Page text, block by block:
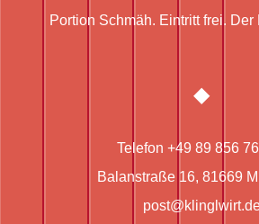
Portion Schmäh. Eintritt frei.
Telefon +49 89 856
Balanstraße 16, 81669